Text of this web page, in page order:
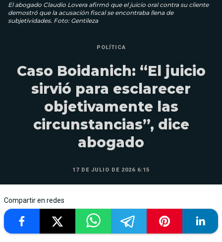
El abogado Claudio Lovera afirmó que el juicio oral contra su cliente
demostró que la acusación fiscal se encontraba llena de
subjetividades. Foto: Gentileza
POLÍTICA
Caso Boidanich: “El juicio
sirvió para esclarecer
objetivamente las
circunstancias”, dice
abogado
17 DE JULIO DE 2026 6:15
Compartir en redes